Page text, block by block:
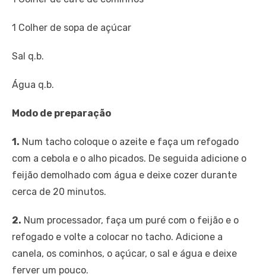
1 Colher de sopa de açúcar
Sal q.b.
Água q.b.
Modo de preparação
1. Num tacho coloque o azeite e faça um refogado
com a cebola e o alho picados. De seguida adicione o
feijão demolhado com água e deixe cozer durante
cerca de 20 minutos.
2. Num processador, faça um puré com o feijão e o
refogado e volte a colocar no tacho. Adicione a
canela, os cominhos, o açúcar, o sal e água e deixe
ferver um pouco.